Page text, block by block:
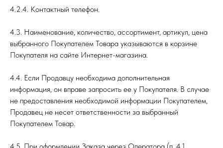
4.2.4. Контактный телефон.
4.3. Наименование, количество, ассортимент, артикул, цена
выбранного Покупателем Товара указываются в корзине
Покупателя на сайте Интернет-магазина.
4.4. Если Продавцу необходима дополнительная
информация, он вправе запросить ее у Покупателя. В случае
не предоставления необходимой информации Покупателем,
Продавец не несет ответственности за выбранный
Покупателем Товар.